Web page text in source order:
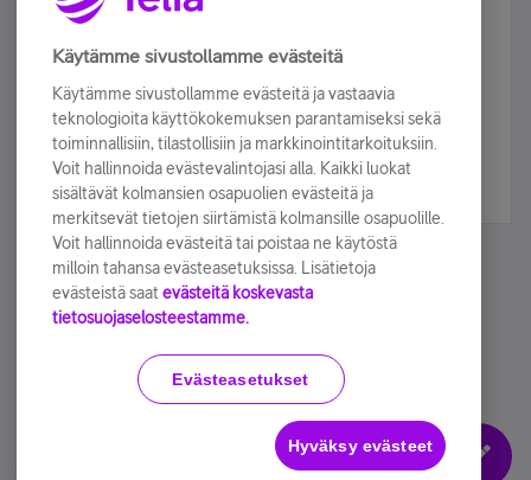
Tilaa Telian uutiskirje ja olet mukana arvonnassa.
sähköpostiisi.
Tilaa nyt
Käyttöehdot Accessibility statement
Evästeasetukset
Käytämme sivustollamme evästeitä
Käytämme sivustollamme evästeitä ja vastaavia
teknologioita käyttökokemuksen parantamiseksi sekä
toiminnallisiin, tilastollisiin ja markkinointitarkoituksiin.
Voit hallinnoida evästevalintojasi alla. Kaikki luokat
sisältävät kolmansien osapuolien evästeitä ja
merkitsevät tietojen siirtämistä kolmansille osapuolille.
Voit hallinnoida evästeitä tai poistaa ne käytöstä
milloin tahansa evästeasetuksissa. Lisätietoja
evästeistä saat evästeitä koskevasta
tietosuojaselosteestamme.
Evästeasetukset
Hyväksy evästeet